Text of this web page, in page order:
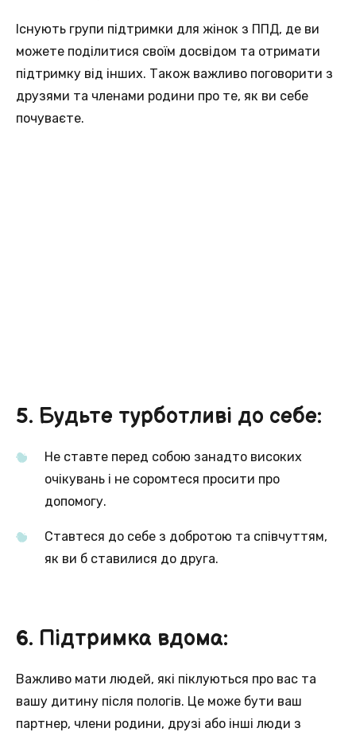
Існують групи підтримки для жінок з ППД, де ви
можете поділитися своїм досвідом та отримати
підтримку від інших. Також важливо поговорити з
друзями та членами родини про те, як ви себе
почуваєте.
5. Будьте турботливі до себе:
Не ставте перед собою занадто високих
очікувань і не соромтеся просити про
допомогу.
Ставтеся до себе з добротою та співчуттям,
як ви б ставилися до друга.
6. Підтримка вдома:
Важливо мати людей, які піклуються про вас та
вашу дитину після пологів. Це може бути ваш
партнер, члени родини, друзі або інші люди з